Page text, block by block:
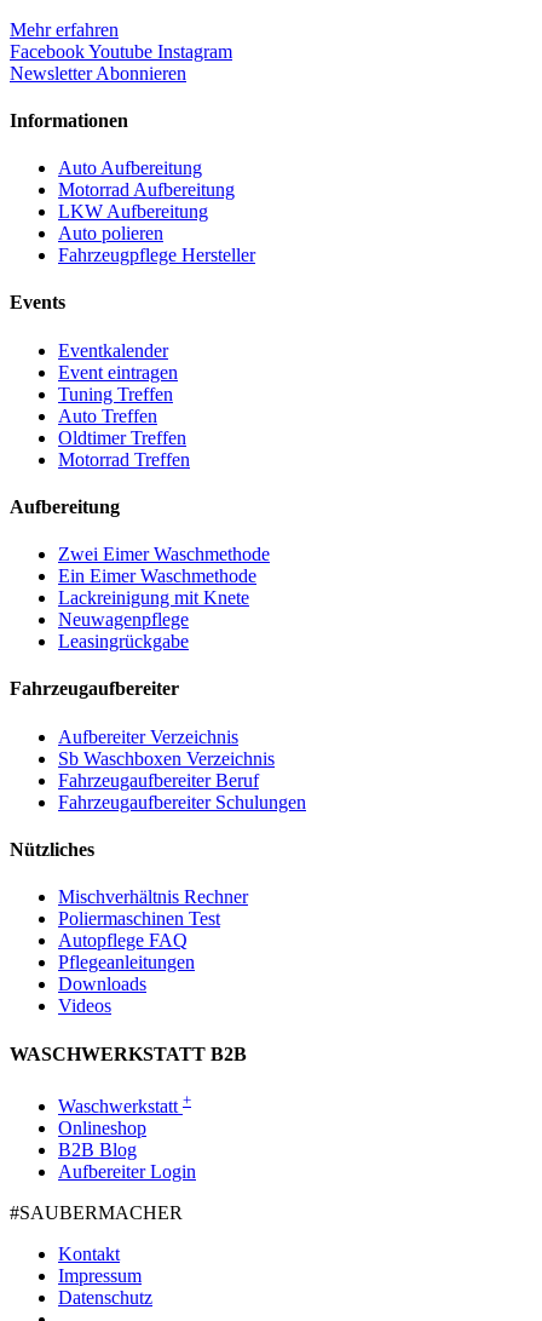
Mehr erfahren
FacebookYoutube Instagram
Newsletter Abonnieren
Informationen
Auto Aufbereitung
Motorrad Aufbereitung
LKW Aufbereitung
Auto polieren
Fahrzeugpflege Hersteller
Events
Eventkalender
Event eintragen
Tuning Treffen
Auto Treffen
Oldtimer Treffen
Motorrad Treffen
Aufbereitung
Zwei Eimer Waschmethode
Ein Eimer Waschmethode
Lackreinigung mit Knete
Neuwagenpflege
Leasingrückgabe
Fahrzeugaufbereiter
Aufbereiter Verzeichnis
Sb Waschboxen Verzeichnis
Fahrzeugaufbereiter Beruf
Fahrzeugaufbereiter Schulungen
Nützliches
Mischverhältnis Rechner
Poliermaschinen Test
Autopflege FAQ
Pflegeanleitungen
Downloads
Videos
WASCHWERKSTATT B2B
Waschwerkstatt +
Onlineshop
B2B Blog
Aufbereiter Login
#SAUBER­MACHER
Kontakt
Impressum
Datenschutz